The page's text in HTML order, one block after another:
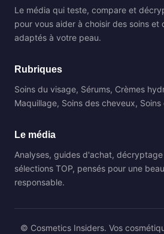
Le média qui teste, compare et
pour vous aider à choisir des soins et
adaptés à votre peau.
Rubriques
Soins du visage, Sérums, Crèmes
Maquillage, Soins des cheveux,
Le média
Analyses, guides d'achat,
sélections TOP, pensés pour une
responsable.
© Cosmetics Insiders. Vos